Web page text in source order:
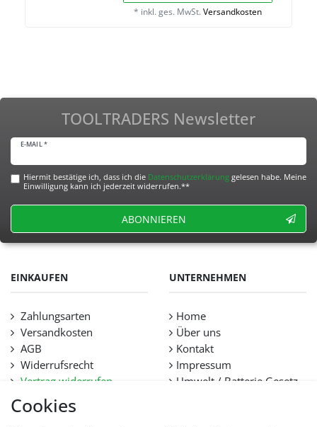
Cookies
* inkl. ges. MwSt. Versandkosten
TOOLTRADERS Newsletter
E-MAIL *
Hiermit bestätige ich, dass ich die Daten­schutz­erklärunggelesen habe. Meine
Einwilligung kann ich jederzeit widerrufen.**
ABONNIEREN
EINKAUFEN
Zahlungsarten
Versandkosten
AGB
Widerrufsrecht
Vertrag widerrufen
Datenschutz
Hilfe
UNTERNEHMEN
Home
Über uns
Kontakt
Impressum
Umwelt / Batterie Gesetz